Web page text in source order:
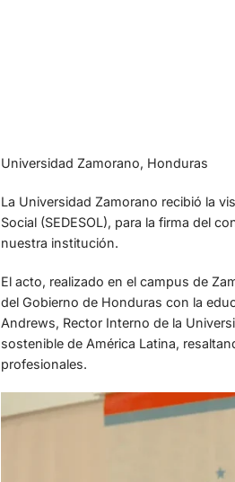
Universidad Zamorano, Honduras
La Universidad Zamorano recibió la
Social (SEDESOL), para la firma del
nuestra institución.
El acto, realizado en el campus de
del Gobierno de Honduras con la
Andrews, Rector Interno de la
sostenible de América Latina,
profesionales.